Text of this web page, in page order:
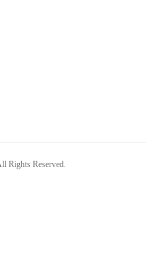
Rights Reserved.